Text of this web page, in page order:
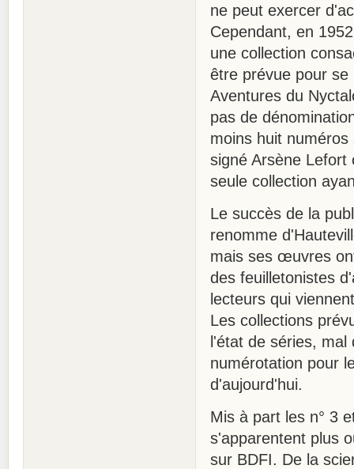
ne peut exercer
Cependant, en
une collection
être prévue pour se
Aventures du
pas de
moins huit
signé Arsène Lefort
seule collection
Le succès de la
renomme
mais ses œuvres
des feuilletonistes
lecteurs qui
Les collections
l'état de séries, mal
numérotation pour
d'aujourd'hui.
Mis à part les n° 3
s'apparentent plus
sur BDFI. De la